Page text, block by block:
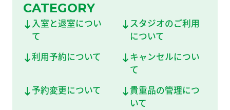
BOT-KOBE-SANNOMIYA
神戸三宮店
BOT-AMAGASAKI
尼崎店
レコーディングスタジオ
関西バンドスタジオはこちら
CATEGORY
入室と退室につい
て
スタジオのご利用
について
利用予約について
キャンセルについ
て
予約変更について
貴重品の管理につ
いて